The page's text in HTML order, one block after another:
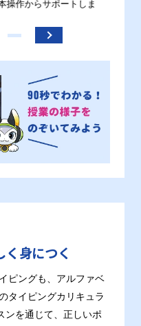
操作からサポートしま
く身につく
ピングも、アルファベ
タイピングカリキュラ
ンを通じて、正しいポ